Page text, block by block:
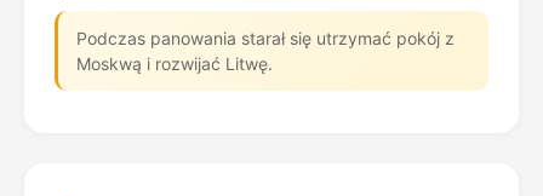
Podczas panowania starał się utrzymać pokój z
Moskwą i rozwijać Litwę.